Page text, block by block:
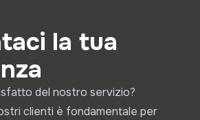
la tua
del nostro servizio?
clienti è fondamentale per